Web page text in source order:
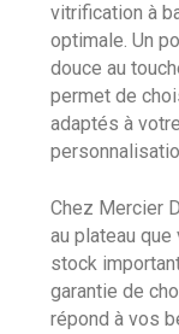
vitrification à
optimale. Un
douce au
permet de
adaptés à
Chez Mercier
au plateau
stock
garantie de
répond à vos